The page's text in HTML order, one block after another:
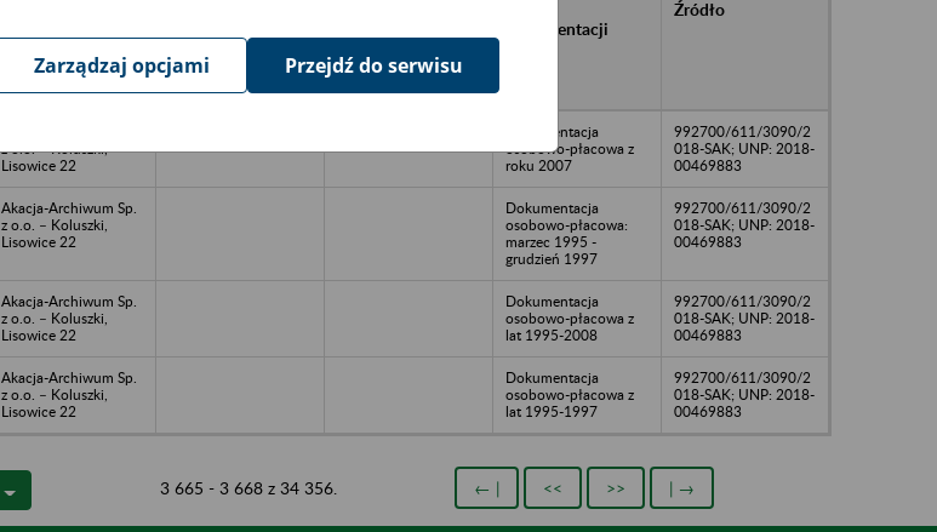
państwowym
archiwach
dokumentacji
Źródło
z o.o. – Koluszki,
Lisowice 22
Dokumentacja
osobowo-płacowa z
roku 2007
992700/611/3090/2
018-SAK; UNP: 2018-
00469883
Akacja-Archiwum Sp.
z o.o. – Koluszki,
Lisowice 22
Dokumentacja
osobowo-płacowa:
marzec 1995 -
grudzień 1997
992700/611/3090/2
018-SAK; UNP: 2018-
00469883
Akacja-Archiwum Sp.
z o.o. – Koluszki,
Lisowice 22
Dokumentacja
osobowo-płacowa z
lat 1995-2008
992700/611/3090/2
018-SAK; UNP: 2018-
00469883
Akacja-Archiwum Sp.
z o.o. – Koluszki,
Lisowice 22
Dokumentacja
osobowo-płacowa z
lat 1995-1997
992700/611/3090/2
018-SAK; UNP: 2018-
00469883
3 665 - 3 668 z 34 356. ← | << >> | →
Zarządzaj opcjami Przejdź do serwisu